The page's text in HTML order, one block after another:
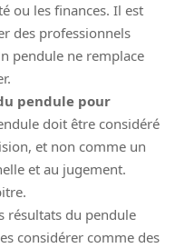
ou les finances. Il est
des professionnels
pendule ne remplace
pendule pour
doit être considéré
et non comme un
et au jugement.
résultats du pendule
considérer comme des